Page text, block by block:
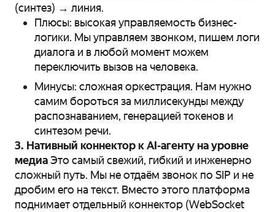
(синтез) → линия.
Плюсы: высокая управляемость бизнес-
логики. Мы управляем звонком, пишем логи
диалога и в любой момент можем
переключить вызов на человека.
Минусы: сложная оркестрация. Нам нужно
самим бороться за миллисекунды между
распознаванием, генерацией токенов и
синтезом речи.
3. Нативный коннектор к AI‑агенту на уровне
медиаЭто самый свежий, гибкий и инженерно
сложный путь. Мы не отдаём звонок по SIP и не
дробим его на текст. Вместо этого платформа
поднимает отдельный коннектор (WebSocket